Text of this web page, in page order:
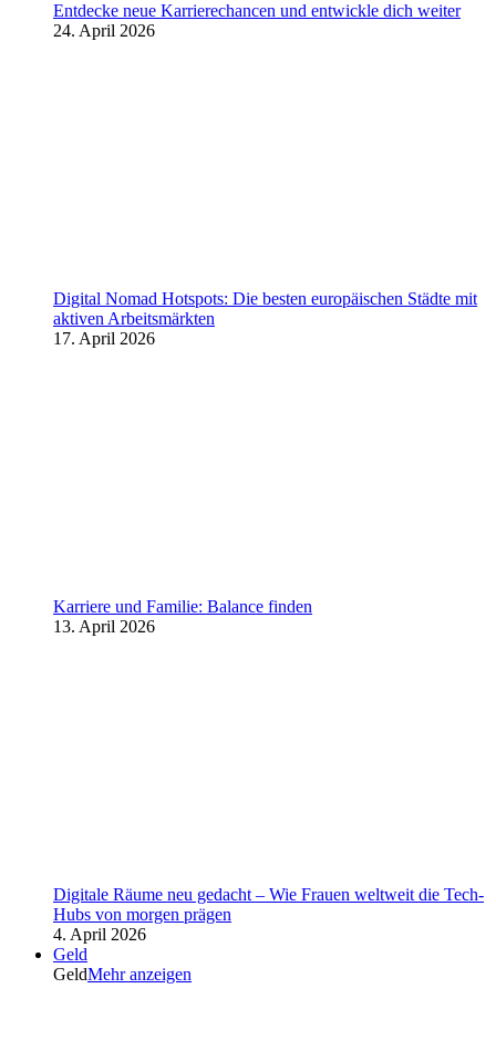
Entdecke neue Karrierechancen und entwickle dich weiter
24. April 2026
Digital Nomad Hotspots: Die besten europäischen Städte mit
aktiven Arbeitsmärkten
17. April 2026
Karriere und Familie: Balance finden
13. April 2026
Digitale Räume neu gedacht – Wie Frauen weltweit die Tech-
Hubs von morgen prägen
4. April 2026
Geld
GeldMehr anzeigen